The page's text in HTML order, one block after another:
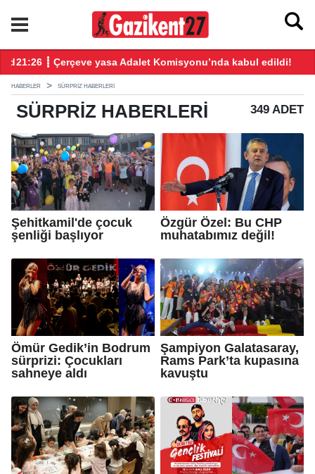
21:26 ┋ Çerçeve yasa Adalet Komisyonu’nda kabul edildi!
HABERLER SÜRPRIZ HABERLERI
SÜRPRIZ HABERLERI 349 ADET
Şehitkamil'de çocuk
şenliği başlıyor
Özgür Özel: Bu CHP
muhatabımız değil!
Ömür Gedik’in Bodrum
sürprizi: Çocukları
sahneye aldı
Şampiyon Galatasaray,
Rams Park’ta kupasına
kavuştu